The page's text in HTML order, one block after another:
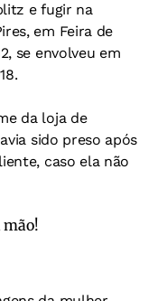
e fugir na
em Feira de
se envolveu em
da loja de
sido preso após
caso ela não